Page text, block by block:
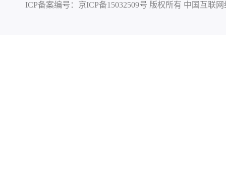
ICP备案编号： 京ICP备15032509号 版权所有 中国互联